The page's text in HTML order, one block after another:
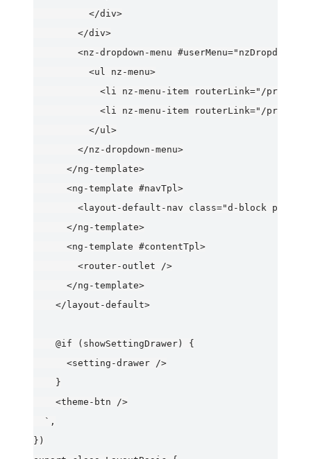
          </div>
        </div>
<nz-dropdown-menu
          <ul nz-menu>
<li nz-menu-item routerLink="/pro/
<li nz-menu-item routerLink="/pro/
          </ul>
        </nz-dropdown-menu>
      </ng-template>
      <ng-template #navTpl>
<layout-default-nav class="d-block py-lg"
      </ng-template>
      <ng-template #contentTpl>
        <router-outlet />
      </ng-template>
    </layout-default>
    @if (showSettingDrawer) {
      <setting-drawer />
    }
    <theme-btn />
  `,
})